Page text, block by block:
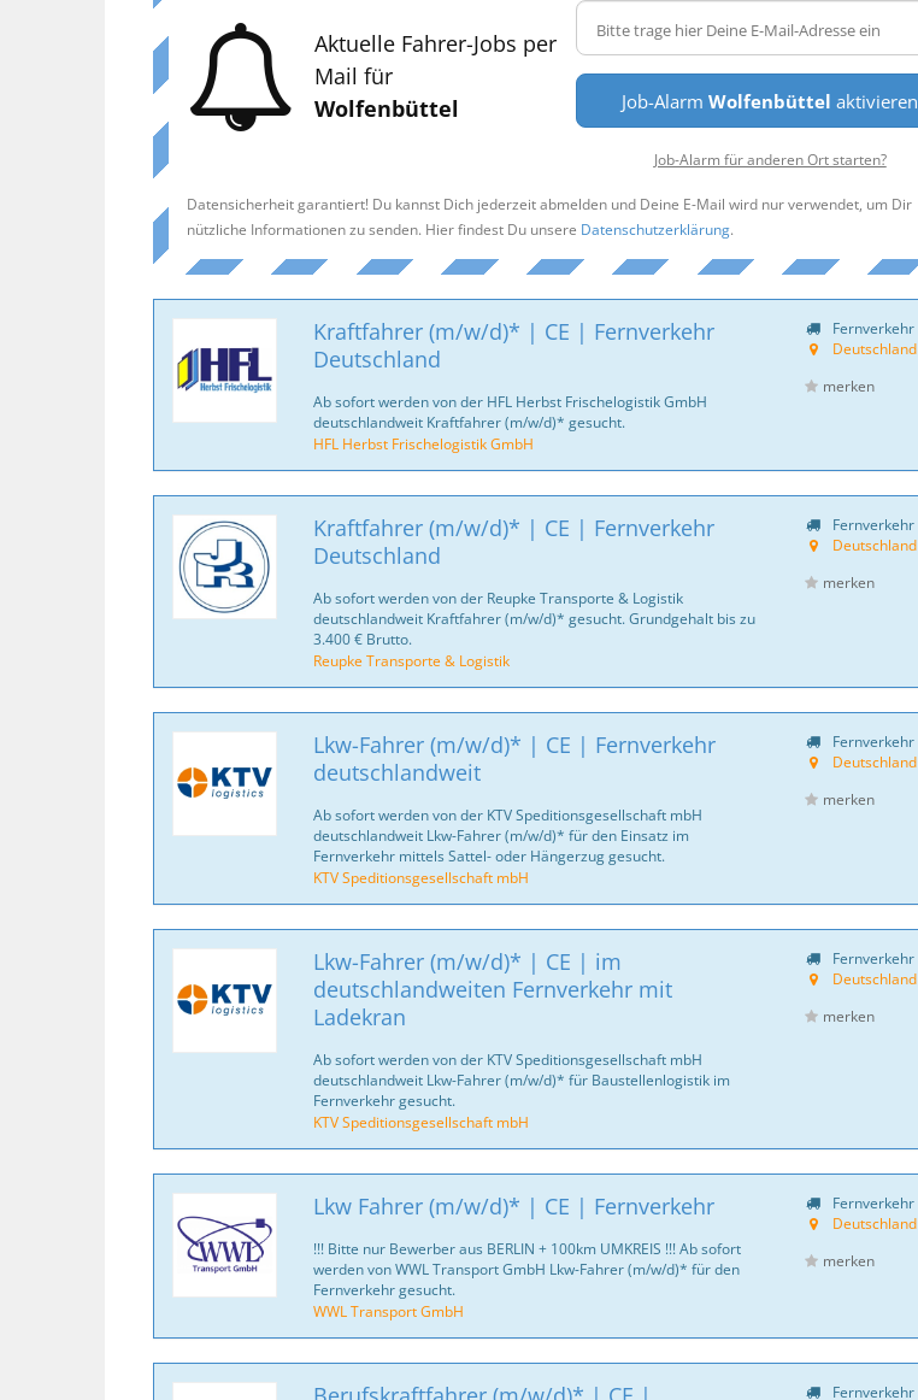
Aktuelle Fahrer-Jobs per
Mail für
Wolfenbüttel
Job-AlarmWolfenbüttel aktivieren
Job-Alarm für anderen Ort starten?
Datensicherheit garantiert! Du kannst Dich jederzeit abmelden und Deine E-Mail wird nur verwendet, um Dir
nützliche Informationen zu senden. Hier findest Du unsere Datenschutzerklärung.
Kraftfahrer (m/w/d)* | CE | Fernverkehr
Deutschland
Ab sofort werden von der HFL Herbst Frischelogistik GmbH
deutschlandweit Kraftfahrer (m/w/d)* gesucht.
HFL Herbst Frischelogistik GmbH
Fernverkehr
Deutschland
merken
Kraftfahrer (m/w/d)* | CE | Fernverkehr
Deutschland
Ab sofort werden von der Reupke Transporte & Logistik
deutschlandweit Kraftfahrer (m/w/d)* gesucht. Grundgehalt bis zu
3.400 € Brutto.
Reupke Transporte & Logistik
Fernverkehr
Deutschland
merken
Lkw-Fahrer (m/w/d)* | CE | Fernverkehr
deutschlandweit
Ab sofort werden von der KTV Speditionsgesellschaft mbH
deutschlandweit Lkw-Fahrer (m/w/d)* für den Einsatz im
Fernverkehr mittels Sattel- oder Hängerzug gesucht.
KTV Speditionsgesellschaft mbH
Fernverkehr
Deutschland
merken
Lkw-Fahrer (m/w/d)* | CE | im
deutschlandweiten Fernverkehr mit
Ladekran
Ab sofort werden von der KTV Speditionsgesellschaft mbH
deutschlandweit Lkw-Fahrer (m/w/d)* für Baustellenlogistik im
Fernverkehr gesucht.
KTV Speditionsgesellschaft mbH
Fernverkehr
Deutschland
merken
Lkw Fahrer (m/w/d)* | CE | Fernverkehr
!!! Bitte nur Bewerber aus BERLIN + 100km UMKREIS !!! Ab sofort
werden von WWL Transport GmbH Lkw-Fahrer (m/w/d)* für den
Fernverkehr gesucht.
WWL Transport GmbH
Fernverkehr
Deutschland
merken
Fernverkehr